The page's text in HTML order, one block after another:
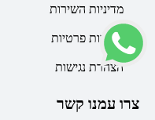
מדיניות השירות
מדיניות פרטיות
הצהרת נגישות
צרו עמנו קשר